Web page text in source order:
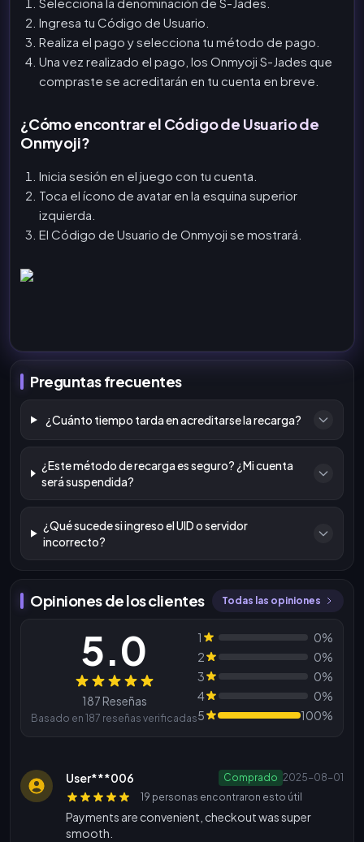
Ingresa tu Código de Usuario.
Realiza el pago y selecciona tu método de pago.
Una vez realizado el pago, los Onmyoji S-Jades que
compraste se acreditarán en tu cuenta en breve.
¿Cómo encontrar el Código de Usuario de
Onmyoji?
Inicia sesión en el juego con tu cuenta.
Toca el ícono de avatar en la esquina superior
izquierda.
El Código de Usuario de Onmyoji se mostrará.
Preguntas frecuentes
¿Cuánto tiempo tarda en acreditarse la recarga?
¿Este método de recarga es seguro? ¿Mi cuenta
será suspendida?
¿Qué sucede si ingreso el UID o servidor
incorrecto?
Opiniones de los clientes Todas las opiniones
Reseñas
5.0
187 Reseñas
Basado en 187 reseñas verificadas
1
0%
2
0%
3
0%
4
0%
5
100%
User***006 Comprado 2025-08-01
19 personas encontraron esto útil
Payments are convenient, checkout was super
smooth.